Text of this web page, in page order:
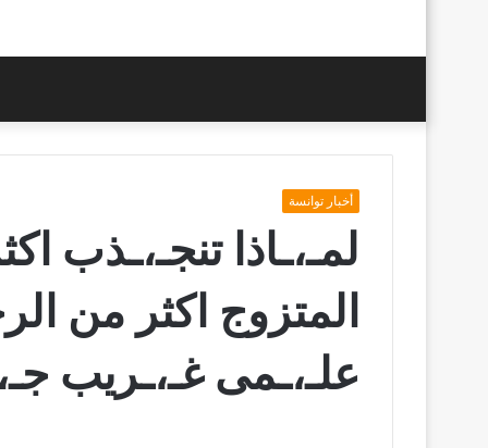
أخبار توانسة
لمـ،ـاذا تنجـ،ـذب
المتزوج اكثر من
علـ،ـمى غـ،ـريب